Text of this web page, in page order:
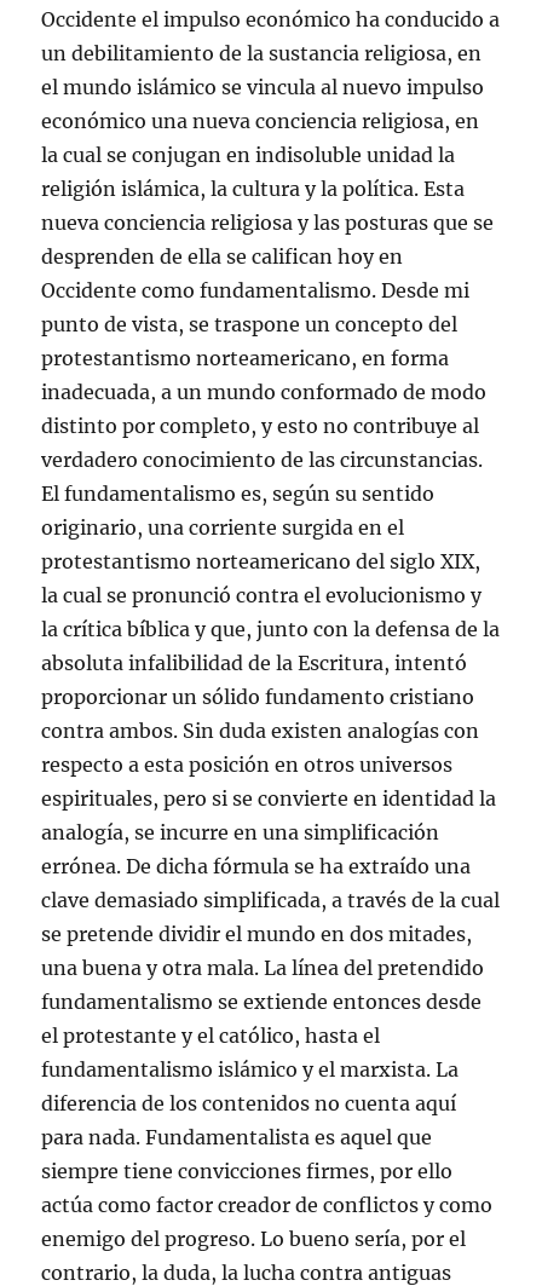
Occidente el impulso económico ha conducido a
un debilitamiento de la sustancia religiosa, en
el mundo islámico se vincula al nuevo impulso
económico una nueva conciencia religiosa, en
la cual se conjugan en indisoluble unidad la
religión islámica, la cultura y la política. Esta
nueva conciencia religiosa y las posturas que se
desprenden de ella se califican hoy en
Occidente como fundamentalismo. Desde mi
punto de vista, se traspone un concepto del
protestantismo norteamericano, en forma
inadecuada, a un mundo conformado de modo
distinto por completo, y esto no contribuye al
verdadero conocimiento de las circunstancias.
El fundamentalismo es, según su sentido
originario, una corriente surgida en el
protestantismo norteamericano del siglo XIX,
la cual se pronunció contra el evolucionismo y
la crítica bíblica y que, junto con la defensa de la
absoluta infalibilidad de la Escritura, intentó
proporcionar un sólido fundamento cristiano
contra ambos. Sin duda existen analogías con
respecto a esta posición en otros universos
espirituales, pero si se convierte en identidad la
analogía, se incurre en una simplificación
errónea. De dicha fórmula se ha extraído una
clave demasiado simplificada, a través de la cual
se pretende dividir el mundo en dos mitades,
una buena y otra mala. La línea del pretendido
fundamentalismo se extiende entonces desde
el protestante y el católico, hasta el
fundamentalismo islámico y el marxista. La
diferencia de los contenidos no cuenta aquí
para nada. Fundamentalista es aquel que
siempre tiene convicciones firmes, por ello
actúa como factor creador de conflictos y como
enemigo del progreso. Lo bueno sería, por el
contrario, la duda, la lucha contra antiguas